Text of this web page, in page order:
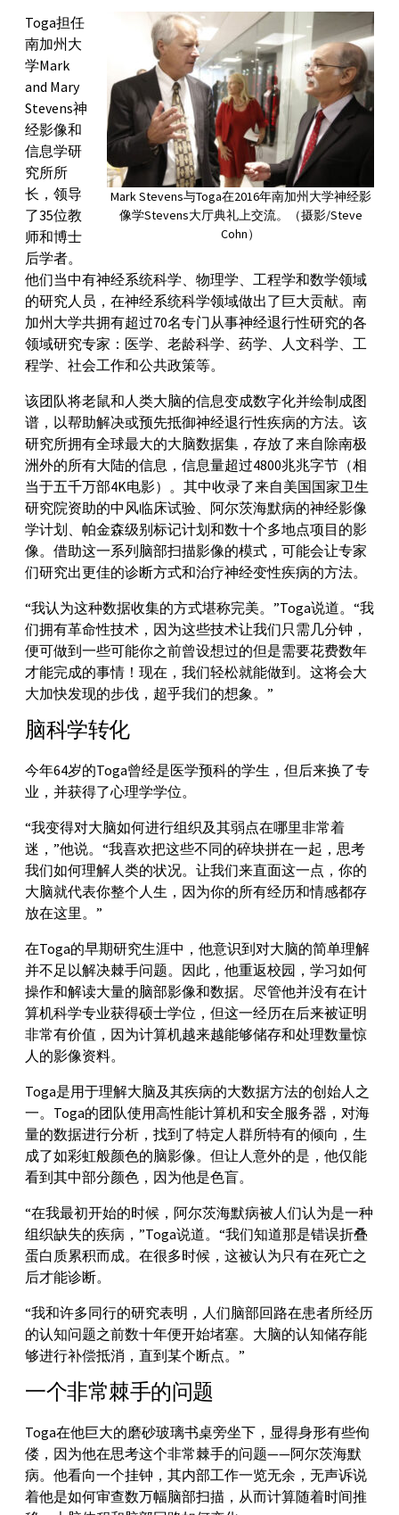
Mark Stevens与Toga在2016年南加州大学神经影
像学Stevens大厅典礼上交流。（摄影/Steve
Cohn）
Toga担任
南加州大
学Mark
and Mary
Stevens神
经影像和
信息学研
究所所
长，领导
了35位教
师和博士
后学者。
他们当中有神经系统科学、物理学、工程学和数学领域
的研究人员，在神经系统科学领域做出了巨大贡献。南
加州大学共拥有超过70名专门从事神经退行性研究的各
领域研究专家：医学、老龄科学、药学、人文科学、工
程学、社会工作和公共政策等。
该团队将老鼠和人类大脑的信息变成数字化并绘制成图
谱，以帮助解决或预先抵御神经退行性疾病的方法。该
研究所拥有全球最大的大脑数据集，存放了来自除南极
洲外的所有大陆的信息，信息量超过4800兆兆字节（相
当于五千万部4K电影）。其中收录了来自美国国家卫生
研究院资助的中风临床试验、阿尔茨海默病的神经影像
学计划、帕金森级别标记计划和数十个多地点项目的影
像。借助这一系列脑部扫描影像的模式，可能会让专家
们研究出更佳的诊断方式和治疗神经变性疾病的方法。
“我认为这种数据收集的方式堪称完美。”Toga说道。“我
们拥有革命性技术，因为这些技术让我们只需几分钟，
便可做到一些可能你之前曾设想过的但是需要花费数年
才能完成的事情！现在，我们轻松就能做到。这将会大
大加快发现的步伐，超乎我们的想象。”
脑科学转化
今年64岁的Toga曾经是医学预科的学生，但后来换了专
业，并获得了心理学学位。
“我变得对大脑如何进行组织及其弱点在哪里非常着
迷，”他说。“我喜欢把这些不同的碎块拼在一起，思考
我们如何理解人类的状况。让我们来直面这一点，你的
大脑就代表你整个人生，因为你的所有经历和情感都存
放在这里。”
在Toga的早期研究生涯中，他意识到对大脑的简单理解
并不足以解决棘手问题。因此，他重返校园，学习如何
操作和解读大量的脑部影像和数据。尽管他并没有在计
算机科学专业获得硕士学位，但这一经历在后来被证明
非常有价值，因为计算机越来越能够储存和处理数量惊
人的影像资料。
Toga是用于理解大脑及其疾病的大数据方法的创始人之
一。Toga的团队使用高性能计算机和安全服务器，对海
量的数据进行分析，找到了特定人群所特有的倾向，生
成了如彩虹般颜色的脑影像。但让人意外的是，他仅能
看到其中部分颜色，因为他是色盲。
“在我最初开始的时候，阿尔茨海默病被人们认为是一种
组织缺失的疾病，”Toga说道。“我们知道那是错误折叠
蛋白质累积而成。在很多时候，这被认为只有在死亡之
后才能诊断。
“我和许多同行的研究表明，人们脑部回路在患者所经历
的认知问题之前数十年便开始堵塞。大脑的认知储存能
够进行补偿抵消，直到某个断点。”
一个非常棘手的问题
Toga在他巨大的磨砂玻璃书桌旁坐下，显得身形有些佝
偻，因为他在思考这个非常棘手的问题——阿尔茨海默
病。他看向一个挂钟，其内部工作一览无余，无声诉说
着他是如何审查数万幅脑部扫描，从而计算随着时间推